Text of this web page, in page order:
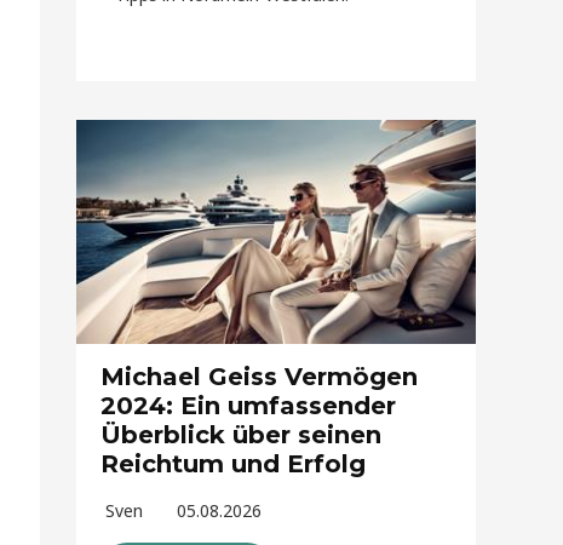
Michael Geiss Vermögen
2024: Ein umfassender
Überblick über seinen
Reichtum und Erfolg
Sven 05.08.2026